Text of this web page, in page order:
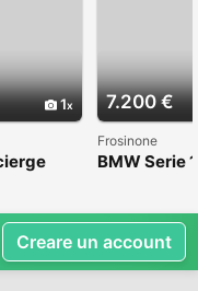
1 7.200 €
Frosinone
BMW Serie
Creare un account